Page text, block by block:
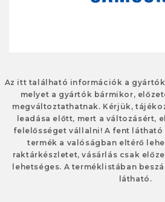
Az itt található információk a
melyet a gyártók bármikor,
megváltoztathatnak. Kérjük,
leadása előtt, mert a változásért,
felelősséget vállalni! A fent
termék a valóságban eltérő
raktárkészletet, vásárlás csak
lehetséges. A terméklistában
látható.